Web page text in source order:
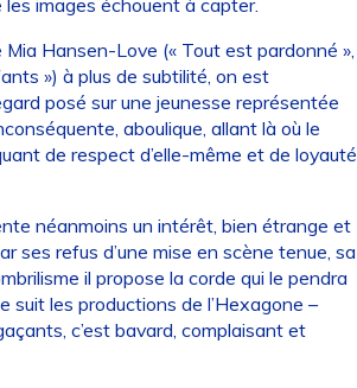
les images échouent à capter.
Hansen-Love (« Tout est pardonné »,
») à plus de subtilité, on est
posé sur une jeunesse représentée
aboulique, allant là où le
de respect d’elle-même et de loyauté
néanmoins un intérêt, bien étrange et
ses refus d’une mise en scène tenue, sa
il propose la corde qui le pendra
suit les productions de l’Hexagone –
c’est bavard, complaisant et